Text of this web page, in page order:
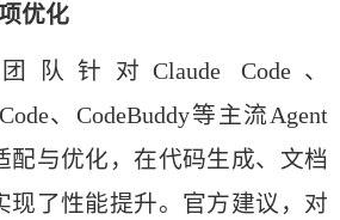
优化
针对Claude Code、
、CodeBuddy等主流Agent
配与优化，在代码生成、文档
现了性能提升。官方建议，对